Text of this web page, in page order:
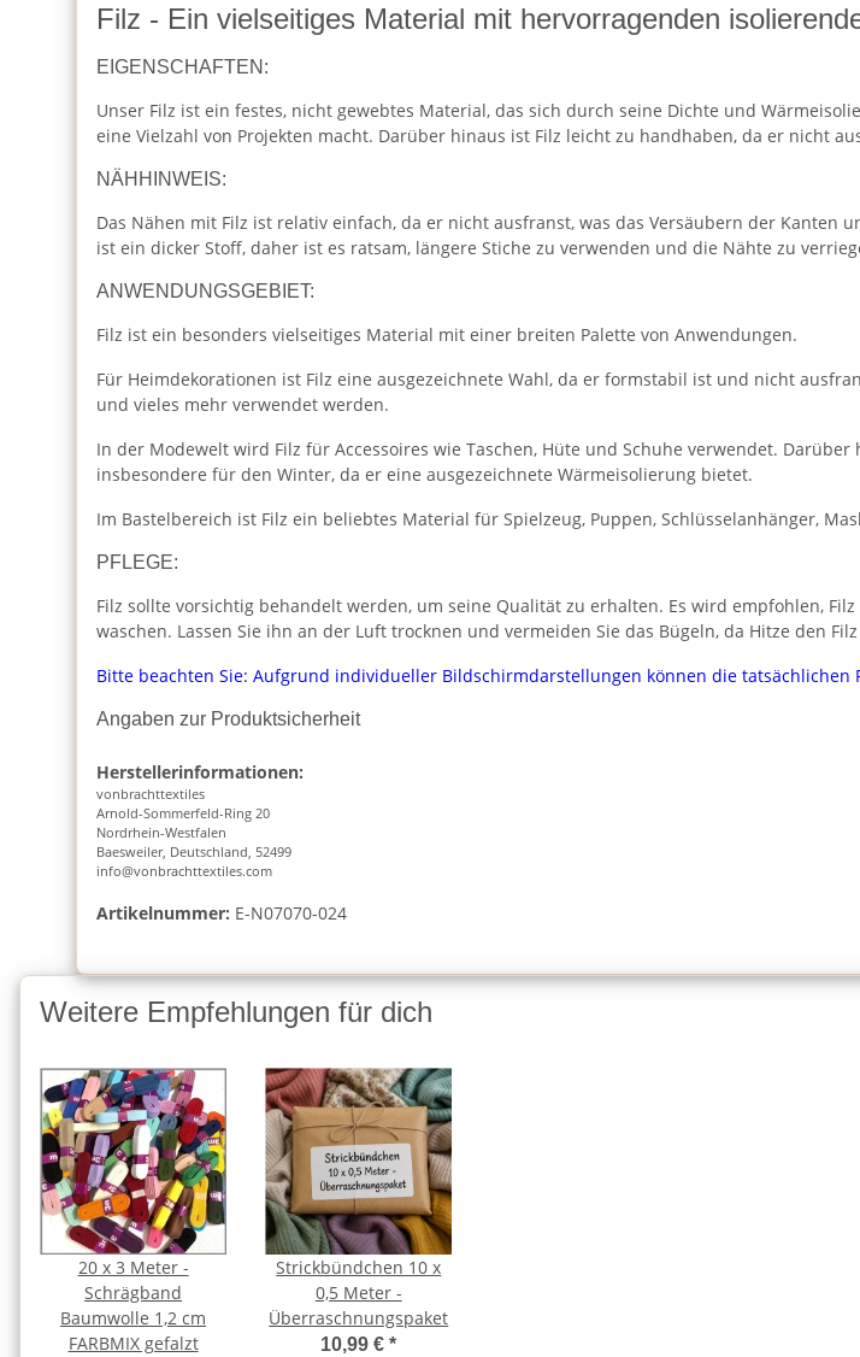
Filz - Ein vielseitiges Material mit hervorragenden
EIGENSCHAFTEN:
Unser Filz ist ein festes, nicht gewebtes Material, das sich durch seine Dichte und
eine Vielzahl von Projekten macht. Darüber hinaus ist Filz leicht zu handhaben, da er nicht
NÄHHINWEIS:
Das Nähen mit Filz ist relativ einfach, da er nicht ausfranst, was das Versäubern der Kanten
ist ein dicker Stoff, daher ist es ratsam, längere Stiche zu verwenden und die Nähte zu
ANWENDUNGSGEBIET:
Filz ist ein besonders vielseitiges Material mit einer breiten Palette von Anwendungen.
Für Heimdekorationen ist Filz eine ausgezeichnete Wahl, da er formstabil ist und nicht
und vieles mehr verwendet werden.
In der Modewelt wird Filz für Accessoires wie Taschen, Hüte und Schuhe verwendet.
insbesondere für den Winter, da er eine ausgezeichnete Wärmeisolierung bietet.
Im Bastelbereich ist Filz ein beliebtes Material für Spielzeug, Puppen, Schlüsselanhänger,
PFLEGE:
Filz sollte vorsichtig behandelt werden, um seine Qualität zu erhalten. Es wird empfohlen,
waschen. Lassen Sie ihn an der Luft trocknen und vermeiden Sie das Bügeln, da Hitze den
Bitte beachten Sie: Aufgrund individueller Bildschirmdarstellungen können die tatsächlichen
Angaben zur Produktsicherheit
Herstellerinformationen:
vonbrachttextiles
Arnold-Sommerfeld-Ring 20
Nordrhein-Westfalen
Baesweiler, Deutschland, 52499
info@vonbrachttextiles.com
Artikelnummer: E-N07070-024
Weitere Empfehlungen für dich
20 x 3 Meter -
Schrägband
Baumwolle 1,2 cm
FARBMIX gefalzt
Strickbündchen 10 x
0,5 Meter -
Überraschnungspaket
10,99 €*